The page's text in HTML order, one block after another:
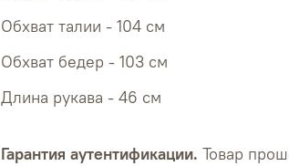
Обхват
Обхват
Длина рукава - 46 см
Гарантия аутентификации. Товар